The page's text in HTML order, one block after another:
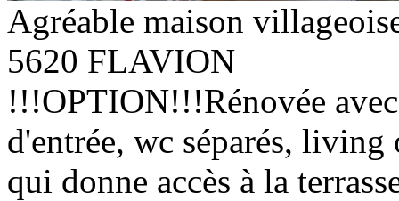
Agréable maison
5620 FLAVION
!!!OPTION!!!Rénovée
d'entrée, wc séparés,
qui donne accès à la